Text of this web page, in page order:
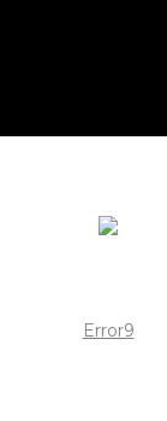
Error9